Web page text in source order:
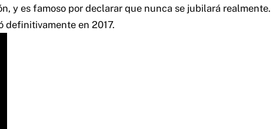
y es famoso por declarar que nunca se jubilará realmente.
definitivamente en 2017.